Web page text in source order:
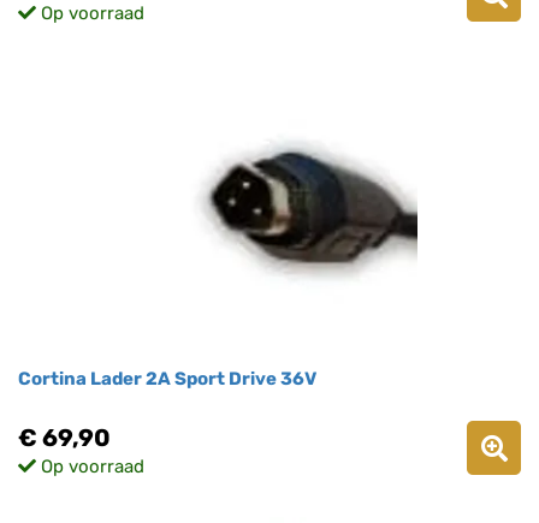
Op voorraad
Cortina Lader 2A Sport Drive 36V
€ 69,90
Op voorraad